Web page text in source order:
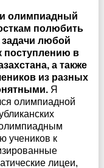
и олимпиадный
полюбить
задачи любой
поступлению в
а также
из разных
Я
олимпиадной
учеников к
лицеи,